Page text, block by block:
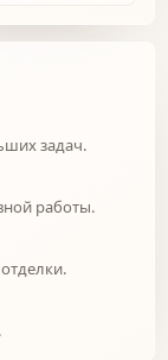
задач.
работы.